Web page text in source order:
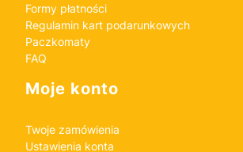
Formy płatności
Regulamin kart podarunkowych
Paczkomaty
FAQ
Moje konto
Twoje zamówienia
Ustawienia konta